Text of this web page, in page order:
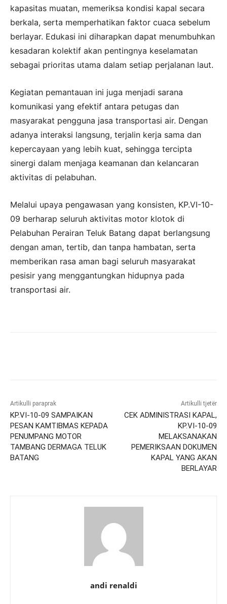
kapasitas muatan, memeriksa kondisi kapal secara
berkala, serta memperhatikan faktor cuaca sebelum
berlayar. Edukasi ini diharapkan dapat menumbuhkan
kesadaran kolektif akan pentingnya keselamatan
sebagai prioritas utama dalam setiap perjalanan laut.
Kegiatan pemantauan ini juga menjadi sarana
komunikasi yang efektif antara petugas dan
masyarakat pengguna jasa transportasi air. Dengan
adanya interaksi langsung, terjalin kerja sama dan
kepercayaan yang lebih kuat, sehingga tercipta
sinergi dalam menjaga keamanan dan kelancaran
aktivitas di pelabuhan.
Melalui upaya pengawasan yang konsisten, KP.VI-10-
09 berharap seluruh aktivitas motor klotok di
Pelabuhan Perairan Teluk Batang dapat berlangsung
dengan aman, tertib, dan tanpa hambatan, serta
memberikan rasa aman bagi seluruh masyarakat
pesisir yang menggantungkan hidupnya pada
transportasi air.
Artikulli paraprak
KP.VI-10-09 SAMPAIKAN
PESAN KAMTIBMAS KEPADA
PENUMPANG MOTOR
TAMBANG DERMAGA TELUK
BATANG
Artikulli tjetër
CEK ADMINISTRASI KAPAL,
KP.VI-10-09
MELAKSANAKAN
PEMERIKSAAN DOKUMEN
KAPAL YANG AKAN
BERLAYAR
andi renaldi